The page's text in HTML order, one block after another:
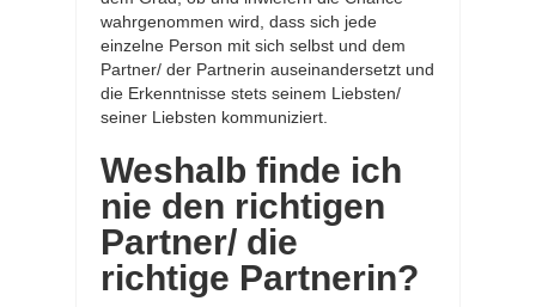
wahrgenommen wird, dass sich jede
einzelne Person mit sich selbst und dem
Partner/ der Partnerin auseinandersetzt und
die Erkenntnisse stets seinem Liebsten/
seiner Liebsten kommuniziert.
Weshalb finde ich
nie den richtigen
Partner/ die
richtige Partnerin?